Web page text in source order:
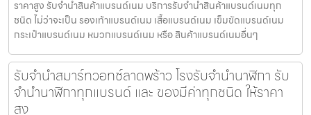
ราคาสูง รับจำนำสินค้าแบรนด์เนม บริการรับจำนำสินค้าแบรนด์เนมทุก
ชนิด ไม่ว่าจะเป็น รองเท้าแบรนด์เนม เสื้อแบรนด์เนม เข็มขัดแบรนด์เนม
กระเป๋าแบรนด์เนม หมวกแบรนด์เนม หรือ สินค้าแบรนด์เนมอื่นๆ
รับจำนำสมาร์ทวอทช์ลาดพร้าว โรงรับจำนำนาฬิกา รับ
จำนำนาฬิกาทุกแบรนด์ และ ของมีค่าทุกชนิด ให้ราคา
สูง